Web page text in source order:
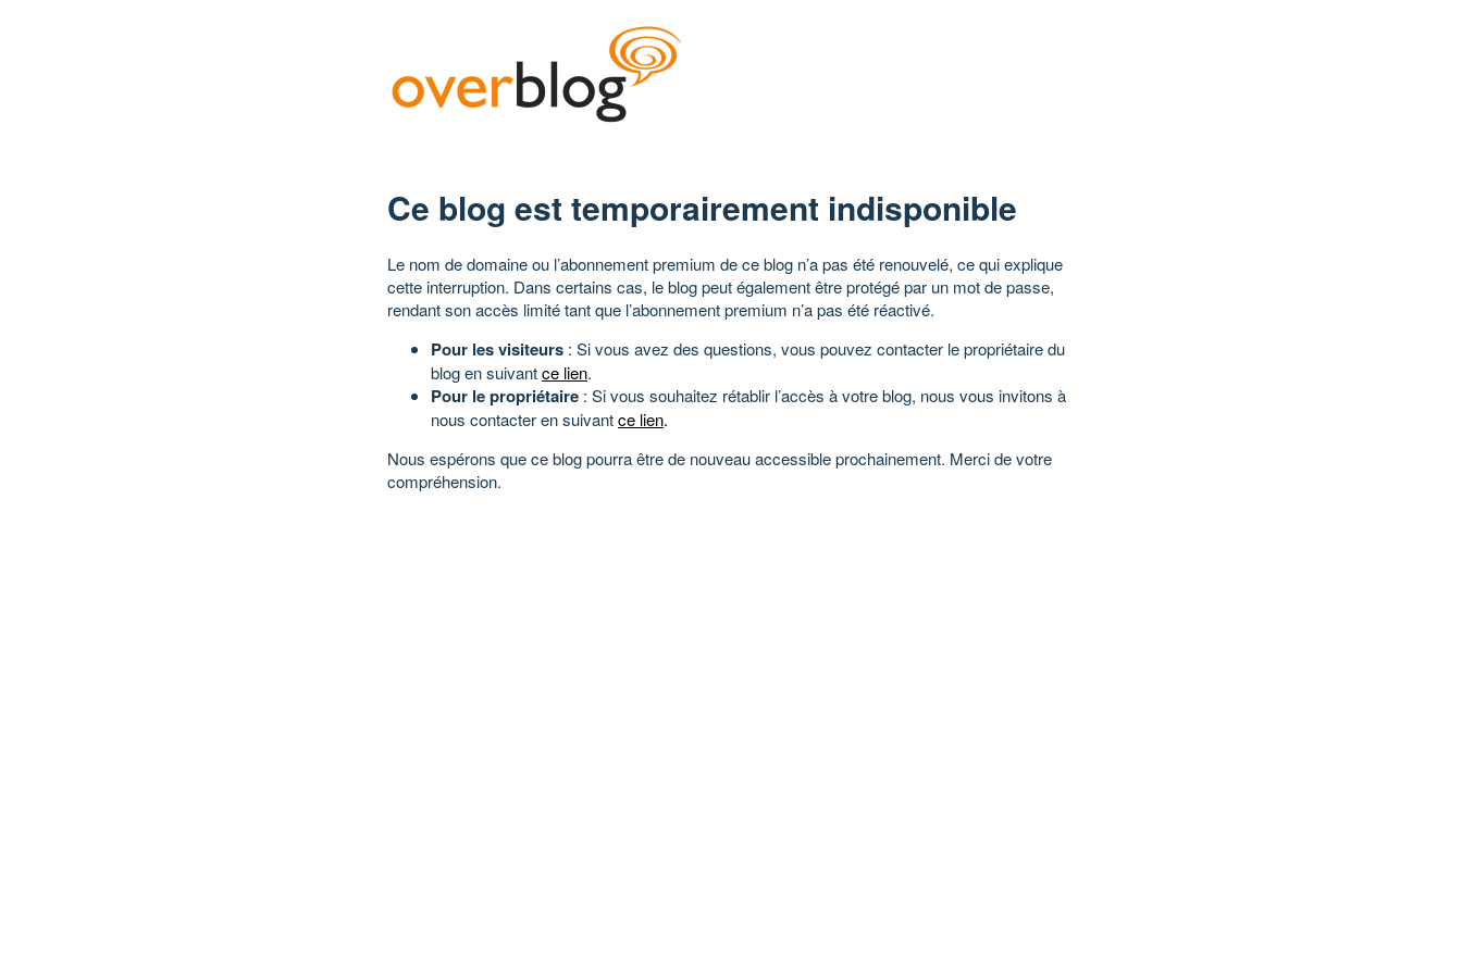
Ce blog est temporairement indisponible
Le nom de domaine ou l’abonnement premium de ce blog n’a pas été renouvelé, ce qui explique
cette interruption. Dans certains cas, le blog peut également être protégé par un mot de passe,
rendant son accès limité tant que l’abonnement premium n’a pas été réactivé.
Pour les visiteurs : Si vous avez des questions, vous pouvez contacter le propriétaire du
blog en suivantce lien.
Pour le propriétaire : Si vous souhaitez rétablir l’accès à votre blog, nous vous invitons à
nous contacter en suivantce lien.
Nous espérons que ce blog pourra être de nouveau accessible prochainement. Merci de votre
compréhension.